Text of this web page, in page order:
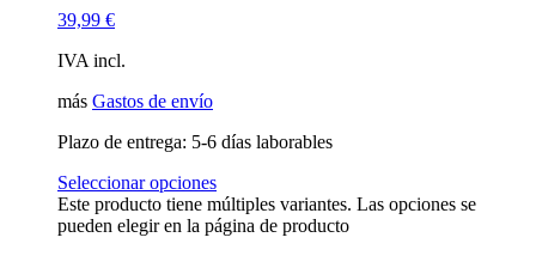
39,99 €
IVA incl.
más Gastos de envío
Plazo de entrega: 5-6 días laborables
Seleccionar opciones
Este producto tiene múltiples variantes. Las opciones se
pueden elegir en la página de producto